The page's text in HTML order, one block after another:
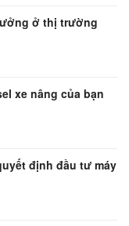
ở thị trường
xe nâng của bạn
định đầu tư máy